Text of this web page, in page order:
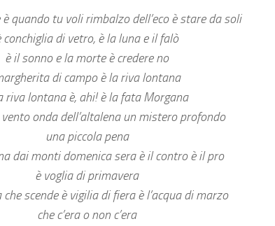
è quando tu voli rimbalzo dell’eco è stare da soli
conchiglia di vetro, è la luna e il falò
è il sonno e la morte è credere no
di campo è la riva lontana
riva lontana è, ahi! è la fata Morgana
onda dell’altalena un mistero profondo
una piccola pena
dai monti domenica sera è il contro è il pro
è voglia di primavera
che scende è vigilia di fiera è l’acqua di marzo
che c’era o non c’era